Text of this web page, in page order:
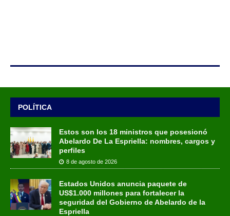
POLÍTICA
Estos son los 18 ministros que posesionó
Abelardo De La Espriella: nombres, cargos y
perfiles
8 de agosto de 2026
Estados Unidos anuncia paquete de
US$1.000 millones para fortalecer la
seguridad del Gobierno de Abelardo de la
Espriella